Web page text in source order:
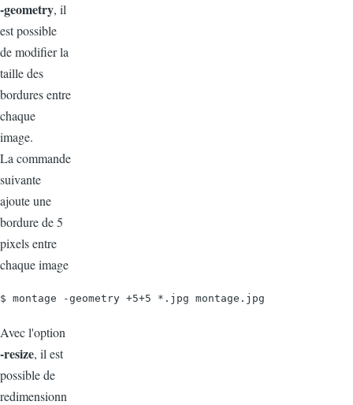
-geometry, il
est possible
de modifier la
taille des
bordures entre
chaque
image.
La commande
suivante
ajoute une
bordure de 5
pixels entre
chaque image
$ montage -geometry +5+5 *.jpg montage.jpg
Avec l'option
-resize, il est
possible de
redimensionn